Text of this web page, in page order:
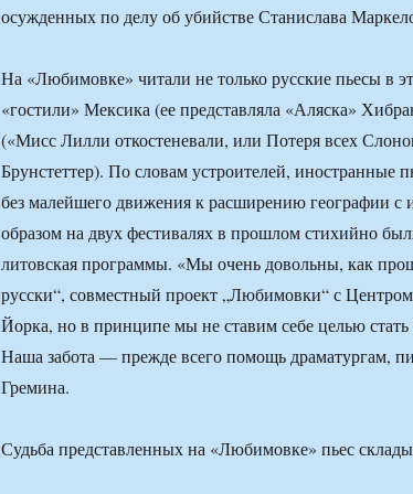
осужденных по делу об убийстве Станислава
На «Любимовке» читали не только русские пьесы в
«гостили» Мексика (ее представляла «Аляска»
(«Мисс Лилли откостеневали, или Потеря всех
Брунстеттер). По словам устроителей, иностранные
без малейшего движения к расширению географии
образом на двух фестивалях в прошлом стихийно
литовская программы. «Мы очень довольны, как
русски“, совместный проект „Любимовки“ с
Йорка, но в принципе мы не ставим себе целью
Наша забота — прежде всего помощь драматургам,
Гремина.
Судьба представленных на «Любимовке» пьес